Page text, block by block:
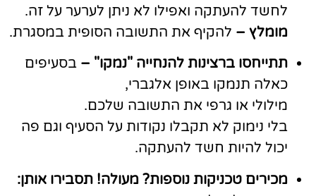
לחשד להעתקה ואפילו לא ניתן לערער על זה.
מומלץ – להקיף את התשובה הסופית במסגרת.
תתייחסו ברצינות להנחייה "נמקו" – בסעיפים
כאלה תנמקו באופן אלגברי,
מילולי או גרפי את התשובה שלכם.
בלי נימוק לא תקבלו נקודות על הסעיף וגם פה
יכול להיות חשד להעתקה.
מכירים טכניקות נוספות? מעולה! תסבירו אותן: